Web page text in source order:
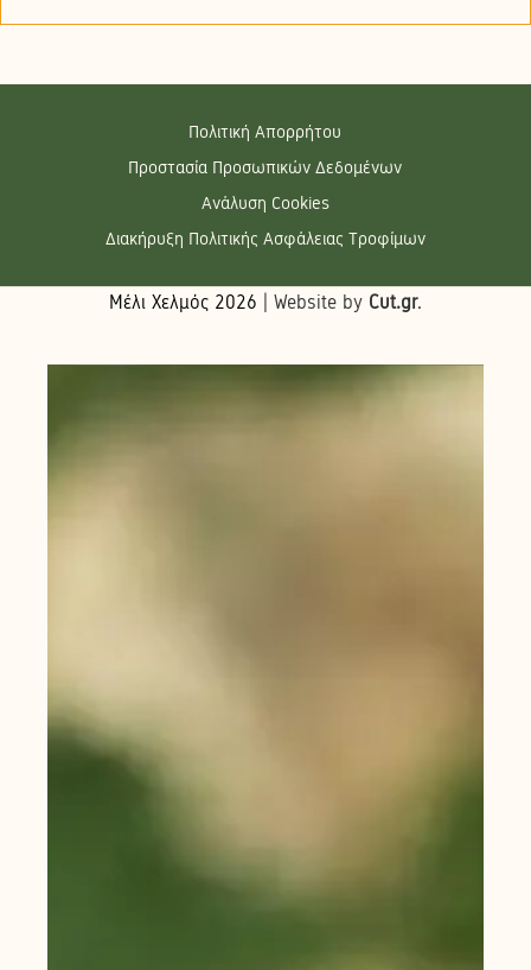
Πολιτική Απορρήτου
Προστασία Προσωπικών Δεδομένων
Ανάλυση Cookies
Διακήρυξη Πολιτικής Ασφάλειας Τροφίμων
Μέλι Χελμός 2026 | Website by Cut.gr.